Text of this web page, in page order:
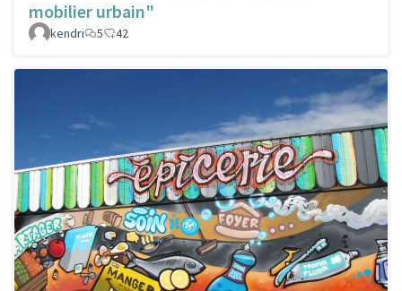
mobilier urbain"
kendri 5 42